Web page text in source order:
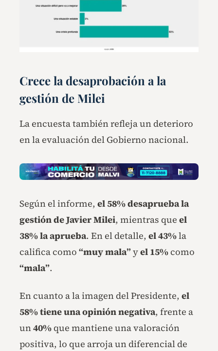
Crece la desaprobación a la
gestión de Milei
La encuesta también refleja un deterioro
en la evaluación del Gobierno nacional.
Según el informe, el 58% desaprueba la
gestión de Javier Milei, mientras que el
38% la aprueba. En el detalle, el 43%la
califica como “muy mala”yel 15% como
“mala”.
En cuanto a la imagen del Presidente, el
58% tiene una opinión negativa, frente a
un40% que mantiene una valoración
positiva, lo que arroja un diferencial de